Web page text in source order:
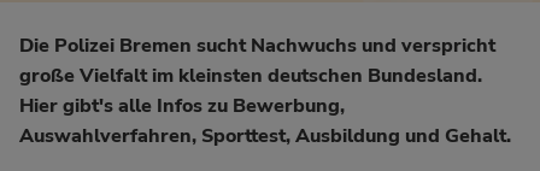
Die Polizei Bremen sucht Nachwuchs und verspricht
große Vielfalt im kleinsten deutschen Bundesland.
Hier gibt's alle Infos zu Bewerbung,
Auswahlverfahren, Sporttest, Ausbildung und Gehalt.